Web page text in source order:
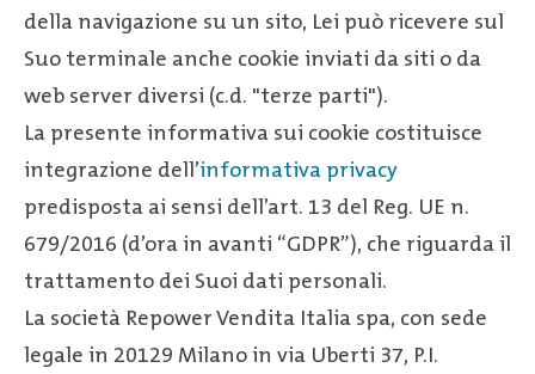
della navigazione su un sito, Lei può ricevere sul
Suo terminale anche cookie inviati da siti o da
web server diversi (c.d. "terze parti").
La presente informativa sui cookie costituisce
integrazione dell’informativa privacy
predisposta ai sensi dell’art. 13 del Reg. UE n.
679/2016 (d’ora in avanti “GDPR”), che riguarda il
trattamento dei Suoi dati personali.
La società Repower Vendita Italia spa, con sede
legale in 20129 Milano in via Uberti 37, P.I.